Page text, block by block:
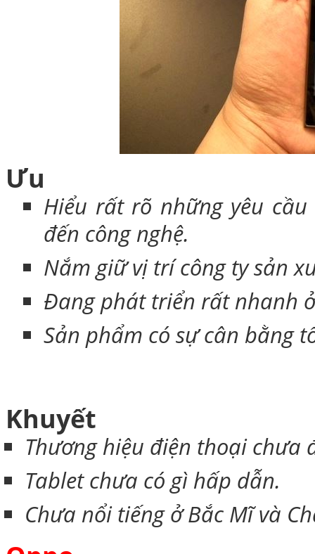
Ưu
Hiểu rất rõ những yêu
đến công nghệ.
Nắm giữ vị trí công ty sản
Đang phát triển rất nhanh
Sản phẩm có sự cân bằng
Khuyết
Thương hiệu điện thoại chưa
Tablet chưa có gì hấp dẫn.
Chưa nổi tiếng ở Bắc Mĩ và